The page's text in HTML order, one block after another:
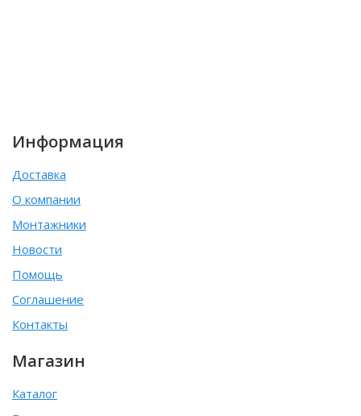
Информация
Доставка
О компании
Монтажники
Новости
Помощь
Соглашение
Контакты
Магазин
Каталог